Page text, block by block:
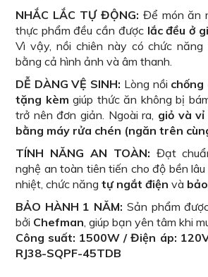
NHẮC LẮC TỰ ĐỘNG: Để món ăn
thực phẩm đều cần được lắc đều ở
Vì vậy, nồi chiên này có chức năng
bằng cả hình ảnh và âm thanh.
DỄ DÀNG VỆ SINH: Lòng nồi chống
tặng kèm giúp thức ăn không bị
trở nên đơn giản. Ngoài ra, giỏ và
bằng máy rửa chén (ngăn trên
TÍNH NĂNG AN TOÀN: Đạt
nghệ an toàn tiên tiến cho độ bền
nhiệt, chức năng tự ngắt điện và
BẢO HÀNH 1 NĂM: Sản phẩm
bởi Chefman , giúp bạn yên tâm khi
Công suất: 1500W / Điện áp:
RJ38-SQPF-45TDB